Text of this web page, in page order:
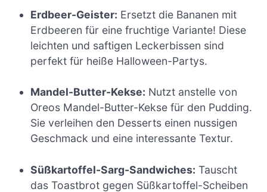
Erdbeer-Geister: Ersetzt die Bananen mit
Erdbeeren für eine fruchtige Variante! Diese
leichten und saftigen Leckerbissen sind
perfekt für heiße Halloween-Partys.
Mandel-Butter-Kekse: Nutzt anstelle von
Oreos Mandel-Butter-Kekse für den Pudding.
Sie verleihen den Desserts einen nussigen
Geschmack und eine interessante Textur.
Süßkartoffel-Sarg-Sandwiches: Tauscht
das Toastbrot gegen Süßkartoffel-Scheiben